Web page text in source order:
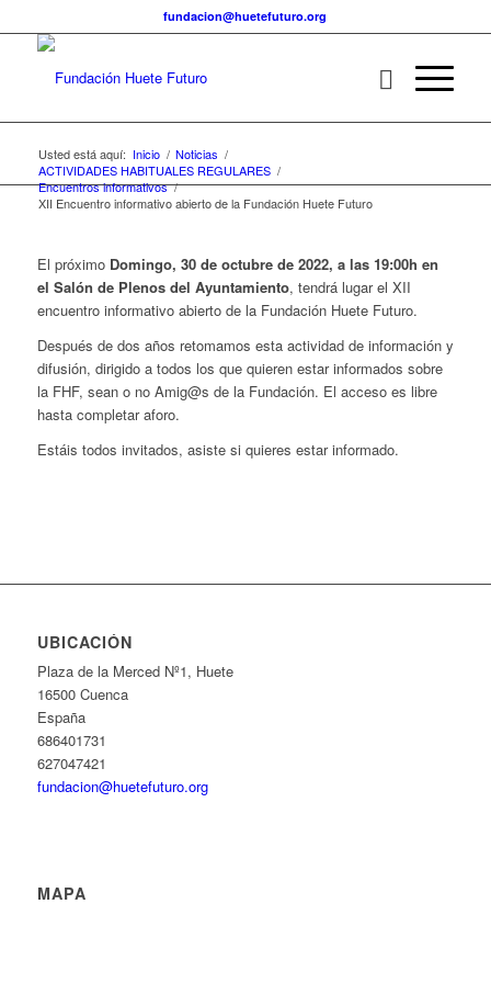
fundacion@huetefuturo.org
Usted está aquí: Inicio / Noticias /
ACTIVIDADES HABITUALES REGULARES /
Encuentros informativos /
XII Encuentro informativo abierto de la Fundación Huete Futuro
El próximo Domingo, 30 de octubre de 2022, a las 19:00h en
el Salón de Plenos del Ayuntamiento, tendrá lugar el XII
encuentro informativo abierto de la Fundación Huete Futuro.
Después de dos años retomamos esta actividad de información y
difusión, dirigido a todos los que quieren estar informados sobre
la FHF, sean o no Amig@s de la Fundación. El acceso es libre
hasta completar aforo.
Estáis todos invitados, asiste si quieres estar informado.
UBICACIÓN
Plaza de la Merced Nº1, Huete
16500 Cuenca
España
686401731
627047421
fundacion@huetefuturo.org
MAPA